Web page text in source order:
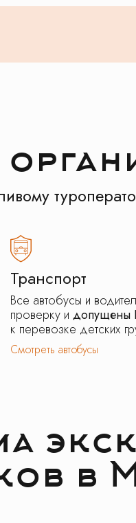
Все автобусы и
проверку и
к перевозке детских
Транспорт
Смотреть автобусы
в